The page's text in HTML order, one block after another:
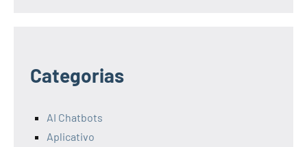
Categorias
AI Chatbots
Aplicativo